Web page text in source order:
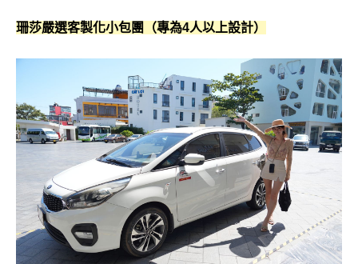
珊莎嚴選客製化小包團（專為4人以上設計）